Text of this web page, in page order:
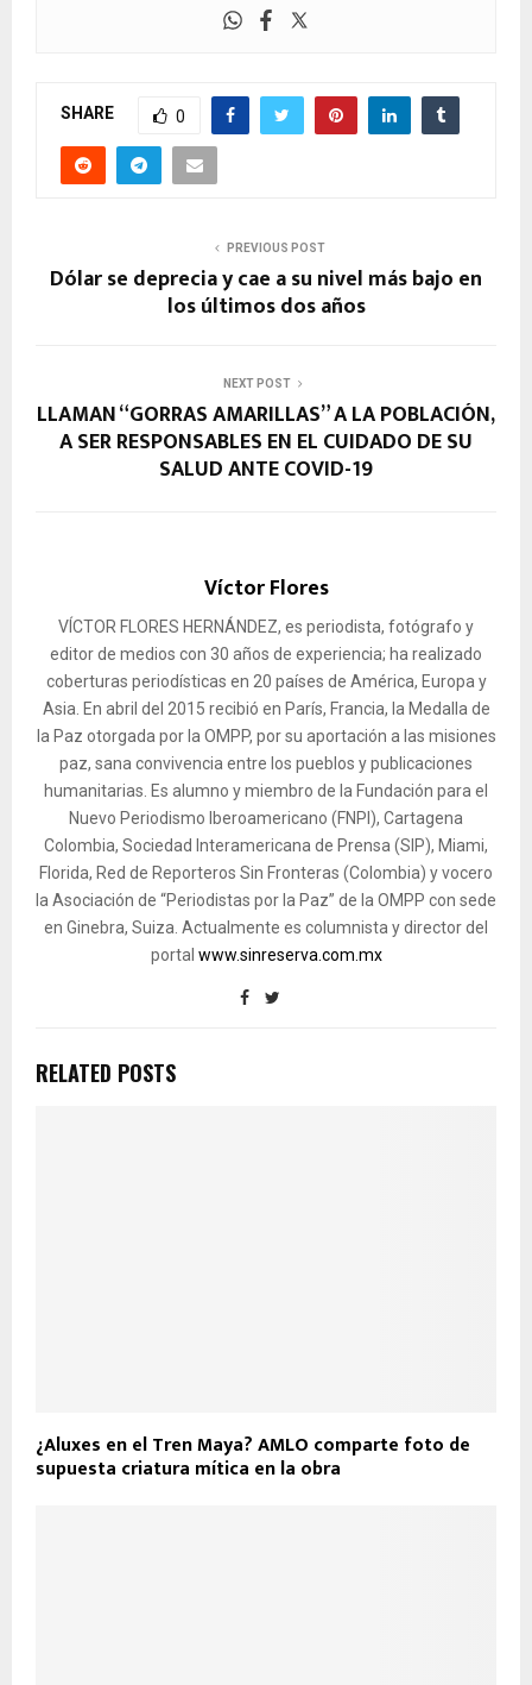
SHARE 0
PREVIOUS POST
Dólar se deprecia y cae a su nivel más bajo en
los últimos dos años
NEXT POST
LLAMAN “GORRAS AMARILLAS” A LA POBLACIÓN,
A SER RESPONSABLES EN EL CUIDADO DE SU
SALUD ANTE COVID-19
Víctor Flores
VÍCTOR FLORES HERNÁNDEZ, es periodista, fotógrafo y
editor de medios con 30 años de experiencia; ha realizado
coberturas periodísticas en 20 países de América, Europa y
Asia. En abril del 2015 recibió en París, Francia, la Medalla de
la Paz otorgada por la OMPP, por su aportación a las misiones
paz, sana convivencia entre los pueblos y publicaciones
humanitarias. Es alumno y miembro de la Fundación para el
Nuevo Periodismo Iberoamericano (FNPI), Cartagena
Colombia, Sociedad Interamericana de Prensa (SIP), Miami,
Florida, Red de Reporteros Sin Fronteras (Colombia) y vocero
la Asociación de “Periodistas por la Paz” de la OMPP con sede
en Ginebra, Suiza. Actualmente es columnista y director del
portal www.sinreserva.com.mx
RELATED POSTS
¿Aluxes en el Tren Maya? AMLO comparte foto de
supuesta criatura mítica en la obra